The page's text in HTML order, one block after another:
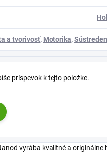
a tvorivosť, Motorika,
príspevok k tejto položke.
vyrába kvalitné a originálne